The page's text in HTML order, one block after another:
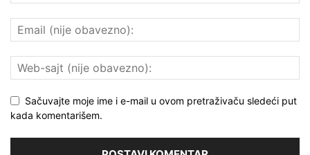
Sačuvajte moje ime i e-mail u ovom pretraživaču sledeći put
kada komentarišem.